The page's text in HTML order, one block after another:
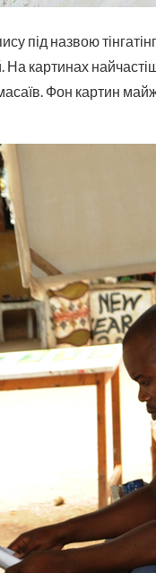
під назвою
картинах
Фон картин